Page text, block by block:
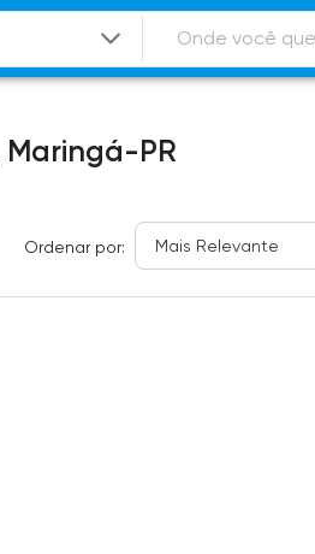
Maringá-PR
Ordenar por: Mais Relevante